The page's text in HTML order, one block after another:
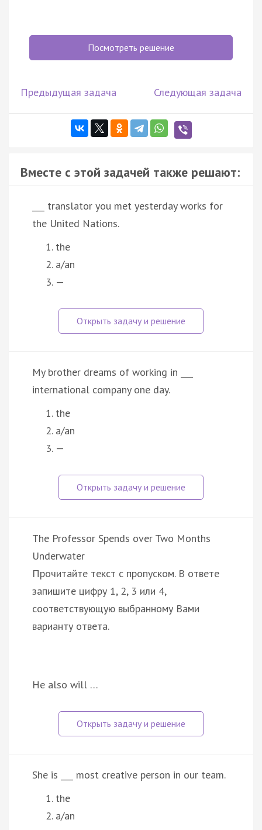
Посмотреть решение
Предыдущая задача Следующая задача
Вместе с этой задачей также решают:
___ translator you met yesterday works for
the United Nations.
the
a/an
—
My brother dreams of working in ___
international company one day.
the
a/an
—
The Professor Spends over Two Months
Underwater
Прочитайте текст с пропуском. В ответе
запишите цифру 1, 2, 3 или 4,
соответствующую выбранному Вами
варианту ответа.
He also will …
She is ___ most creative person in our team.
the
a/an